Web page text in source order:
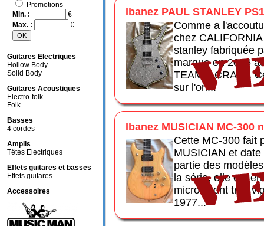
Ibanez PAUL STANLEY
Comme a
chez
stanley fabriquée
marque en 2016
TEAM J CRAFT.
sur l'ori...
Ibanez MUSICIAN MC-300
Cette MC-300 fait
MUSICIAN et
partie des
la série, elle est
micros sont très
1977...
Promotions
Min. :
€
Max. :
€
Guitares Electriques
Hollow Body
Solid Body
Guitares Acoustiques
Electro-folk
Folk
Basses
4 cordes
Amplis
Têtes Electriques
Effets guitares et basses
Effets guitares
Accessoires